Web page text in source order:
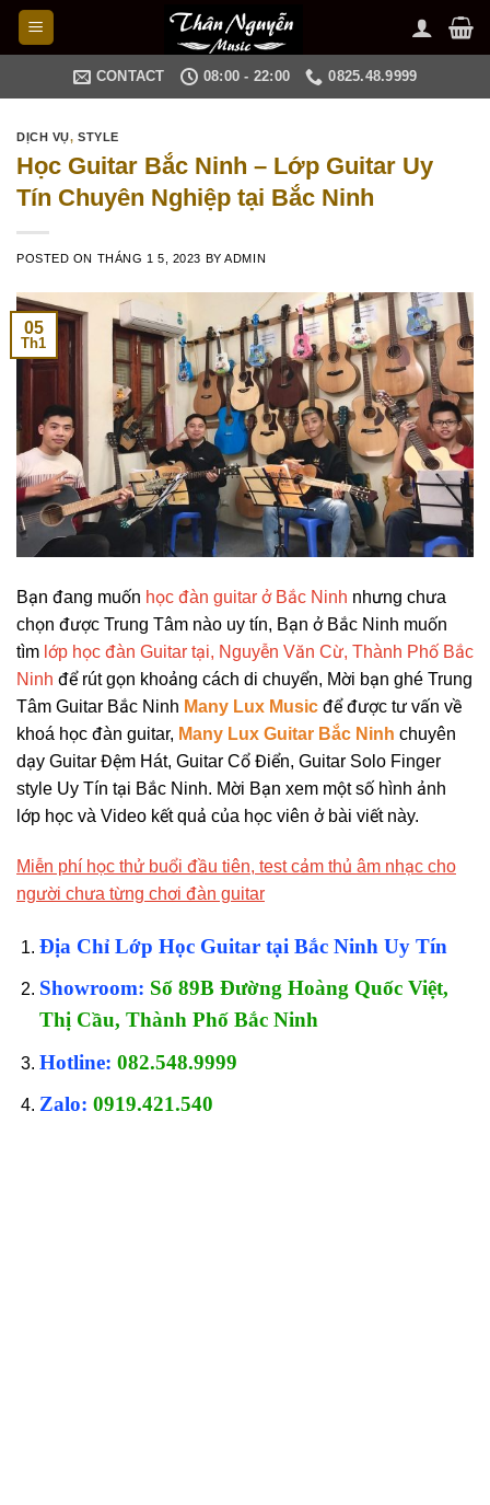
Skip
CONTACT 08:00 - 22:00 0825.48.9999
DỊCH VỤ,STYLE
Học Guitar Bắc Ninh – Lớp Guitar Uy
Tín Chuyên Nghiệp tại Bắc Ninh
POSTED ON THÁNG 1 5, 2023 BYADMIN
05
Th1
Bạn đang muốn học đàn guitar ở Bắc Ninh nhưng chưa
chọn được Trung Tâm nào uy tín, Bạn ở Bắc Ninh muốn
tìm lớp học đàn Guitar tại, Nguyễn Văn Cừ, Thành Phố Bắc
Ninh để rút gọn khoảng cách di chuyển, Mời bạn ghé Trung
Tâm Guitar Bắc Ninh Many Lux Music để được tư vấn về
khoá học đàn guitar, Many Lux Guitar Bắc Ninh chuyên
dạy Guitar Đệm Hát, Guitar Cổ Điển, Guitar Solo Finger
style Uy Tín tại Bắc Ninh. Mời Bạn xem một số hình ảnh
lớp học và Video kết quả của học viên ở bài viết này.
Miễn phí học thử buổi đầu tiên, test cảm thủ âm nhạc cho
người chưa từng chơi đàn guitar
Địa Chỉ Lớp Học Guitar tại Bắc Ninh Uy Tín
Showroom: Số 89B Đường Hoàng Quốc Việt,
Thị Cầu, Thành Phố Bắc Ninh
Hotline: 082.548.9999
Zalo: 0919.421.540